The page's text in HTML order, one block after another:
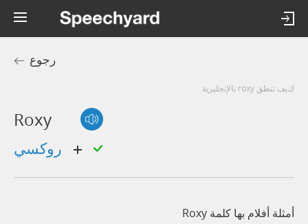
رجوع
كيف تنطق roxy بالإنجليزية
Roxy
أمثلة أفلام بها كلمة Roxy